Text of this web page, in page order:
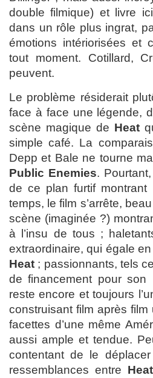
double filmique) et livre
dans un rôle plus ingrat,
émotions intériorisées et
tout moment. Cotillard,
peuvent.
Le problème résiderait
face à face une légende,
scène magique de Heat
simple café. La
Depp et Bale ne tourne
Public Enemies.
de ce plan furtif
temps, le film s’arrête,
scène (imaginée ?)
à l’insu de tous ;
extraordinaire, qui égale
Heat ; passionnants, tels
de financement pour
reste encore et toujours
construisant film après
facettes d’une même
aussi ample et tendue.
contentant de le
ressemblances entre Heat